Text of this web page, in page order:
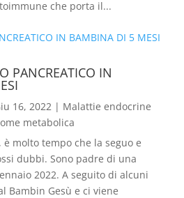
che porta il...
PANCREATICO IN
16, 2022| Malattie endocrine
metabolica
è molto tempo che la seguo e
dubbi. Sono padre di una
2022. A seguito di alcuni
Bambin Gesù e ci viene